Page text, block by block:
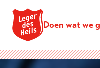
Doen wat we